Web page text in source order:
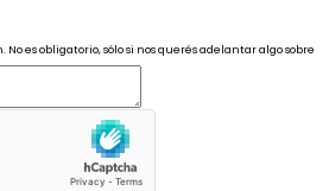
No es obligatorio, sólo si nos querés adelantar algo sobre